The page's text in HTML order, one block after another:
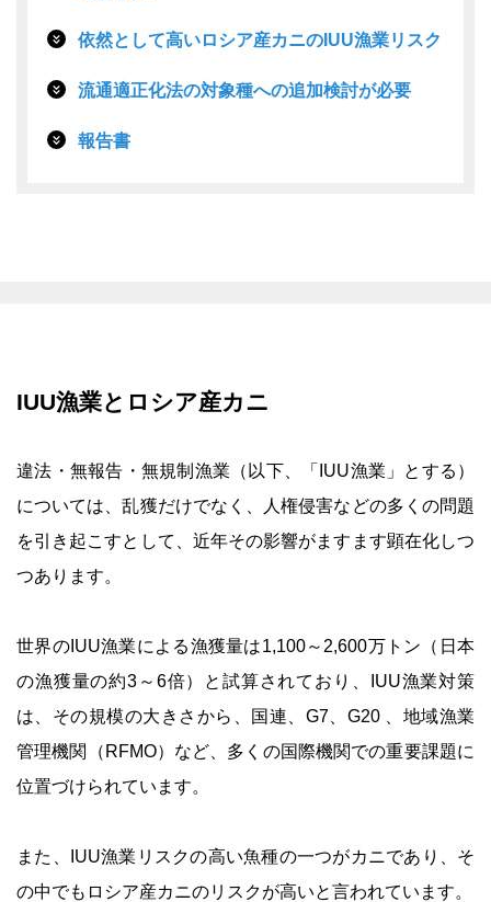
依然として高いロシア産カニのIUU漁業リスク
流通適正化法の対象種への追加検討が必要
報告書
IUU漁業とロシア産カニ
違法・無報告・無規制漁業（以下、「IUU漁業」とする）
については、乱獲だけでなく、人権侵害などの多くの問題
を引き起こすとして、近年その影響がますます顕在化しつ
つあります。
世界のIUU漁業による漁獲量は1,100～2,600万トン（日本
の漁獲量の約3～6倍）と試算されており、IUU漁業対策
は、その規模の大きさから、国連、G7、G20 、地域漁業
管理機関（RFMO）など、多くの国際機関での重要課題に
位置づけられています。
また、IUU漁業リスクの高い魚種の一つがカニであり、そ
の中でもロシア産カニのリスクが高いと言われています。